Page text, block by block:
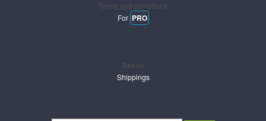
Terms and conditions
For PRO
Return
Shippings